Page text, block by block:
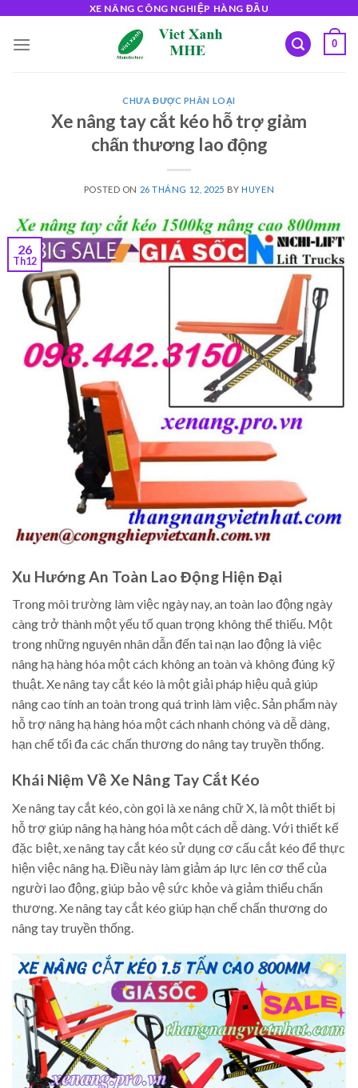
content
XE NÂNG CÔNG NGHIỆP HÀNG ĐẦU
0
CHƯA ĐƯỢC PHÂN LOẠI
Xe nâng tay cắt kéo hỗ trợ giảm
chấn thương lao động
POSTED ON 26 THÁNG 12, 2025 BYHUYEN
26
Th12
Xu Hướng An Toàn Lao Động Hiện Đại
Trong môi trường làm việc ngày nay, an toàn lao động ngày
càng trở thành một yếu tố quan trọng không thể thiếu. Một
trong những nguyên nhân dẫn đến tai nạn lao động là việc
nâng hạ hàng hóa một cách không an toàn và không đúng kỹ
thuật. Xe nâng tay cắt kéo là một giải pháp hiệu quả giúp
nâng cao tính an toàn trong quá trình làm việc. Sản phẩm này
hỗ trợ nâng hạ hàng hóa một cách nhanh chóng và dễ dàng,
hạn chế tối đa các chấn thương do nâng tay truyền thống.
Khái Niệm Về Xe Nâng Tay Cắt Kéo
Xe nâng tay cắt kéo, còn gọi là xe nâng chữ X, là một thiết bị
hỗ trợ giúp nâng hạ hàng hóa một cách dễ dàng. Với thiết kế
đặc biệt, xe nâng tay cắt kéo sử dụng cơ cấu cắt kéo để thực
hiện việc nâng hạ. Điều này làm giảm áp lực lên cơ thể của
người lao động, giúp bảo vệ sức khỏe và giảm thiểu chấn
thương. Xe nâng tay cắt kéo giúp hạn chế chấn thương do
nâng tay truyền thống.